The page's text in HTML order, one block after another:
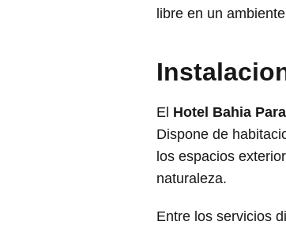
libre en un
El Hotel Bahia
Dispone de
los espacios
naturaleza.
Entre los servicios